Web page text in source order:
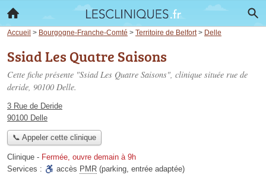
Accueil > Bourgogne-Franche-Comté > Territoire de Belfort> Delle
Ssiad Les Quatre Saisons
Cette fiche présente "Ssiad Les Quatre Saisons", clinique située rue de
deride, 90100 Delle.
3 Rue de Deride
90100 Delle
📞 Appeler cette clinique
Clinique - Fermée, ouvre demain à 9h
Services :
accès PMR (parking, entrée adaptée)